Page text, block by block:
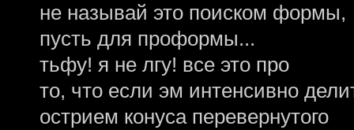
не называй это поиском формы,
пусть для проформы...
тьфу! я не лгу! все это про
то, что если эм интенсивно
острием конуса перевернутого